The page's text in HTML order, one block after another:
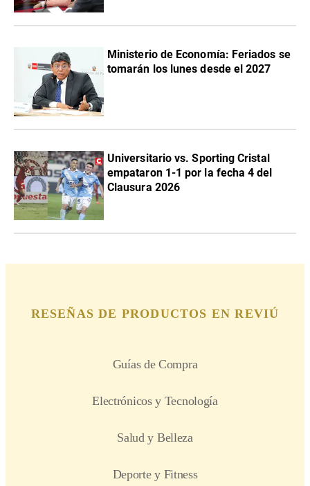
Ministerio de Economía: Feriados se
tomarán los lunes desde el 2027
Universitario vs. Sporting Cristal
empataron 1-1 por la fecha 4 del
Clausura 2026